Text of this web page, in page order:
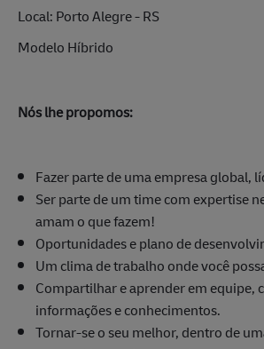
Local: Porto Alegre - RS
Modelo Híbrido
Nós lhe propomos:
Fazer parte de uma empresa global,
Ser parte de um time com expertise
amam o que fazem!
Oportunidades e plano de
Um clima de trabalho onde você
Compartilhar e aprender em equipe,
informações e conhecimentos.
Tornar-se o seu melhor, dentro de